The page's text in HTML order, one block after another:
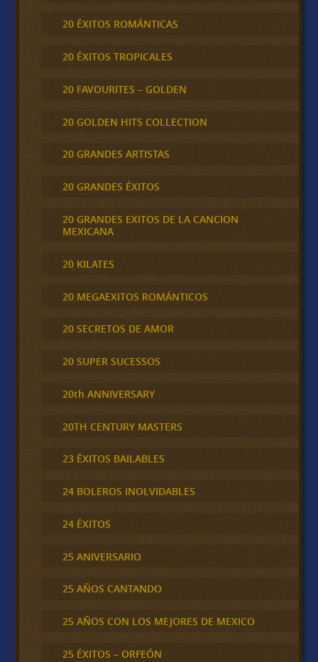
20 ÉXITOS ROMÁNTICAS
20 ÉXITOS TROPICALES
20 FAVOURITES – GOLDEN
20 GOLDEN HITS COLLECTION
20 GRANDES ARTISTAS
20 GRANDES ÉXITOS
20 GRANDES EXITOS DE LA CANCION
MEXICANA
20 KILATES
20 MEGAEXITOS ROMÁNTICOS
20 SECRETOS DE AMOR
20 SUPER SUCESSOS
20th ANNIVERSARY
20TH CENTURY MASTERS
23 ÉXITOS BAILABLES
24 BOLEROS INOLVIDABLES
24 ÉXITOS
25 ANIVERSARIO
25 AÑOS CANTANDO
25 AÑOS CON LOS MEJORES DE MEXICO
25 ÉXITOS – ORFEÓN